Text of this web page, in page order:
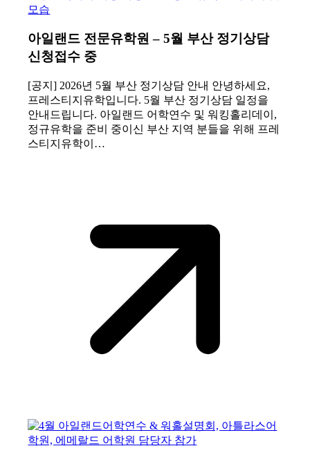
아일랜드 전문유학원 – 5월 부산 정기상담
신청접수 중
[공지] 2026년 5월 부산 정기상담 안내 안녕하세요,
프레스티지유학입니다. 5월 부산 정기상담 일정을
안내드립니다. 아일랜드 어학연수 및 워킹홀리데이,
정규유학을 준비 중이신 부산 지역 분들을 위해 프레
스티지유학이…